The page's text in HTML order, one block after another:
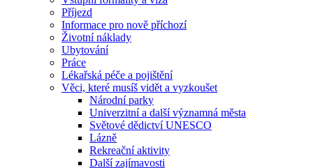
Příjezd
Informace pro nově příchozí
Životní náklady
Ubytování
Práce
Lékařská péče a pojištění
Věci, které musíš vidět a vyzkoušet
Národní parky
Univerzitní a další významná města
Světové dědictví UNESCO
Lázně
Rekreační aktivity
Další zajímavosti